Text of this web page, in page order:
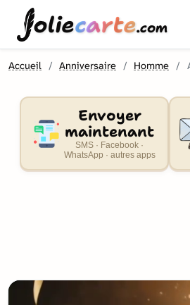
oliecarte.com
Accueil Anniversaire Homme
Envoyer
maintenant
SMS · Facebook ·
WhatsApp · autres apps